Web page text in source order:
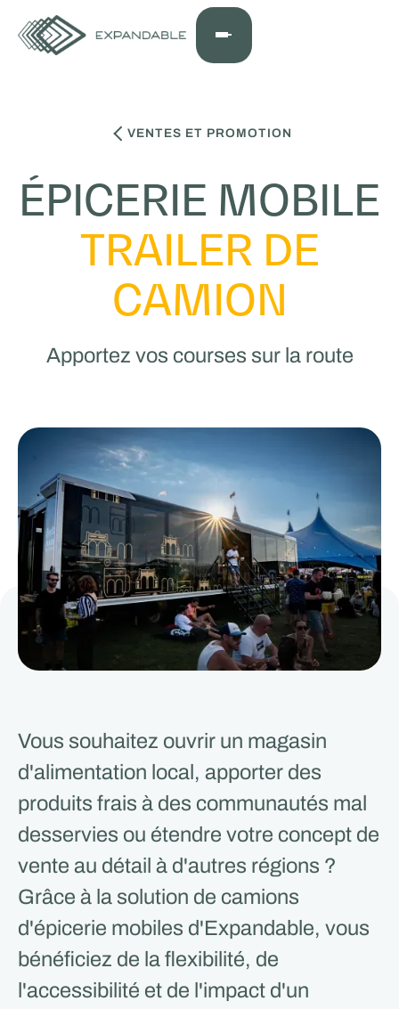
VENTES ET PROMOTION
ÉPICERIE MOBILE
TRAILER DE
CAMION
Apportez vos courses sur la route
Vous souhaitez ouvrir un magasin
d'alimentation local, apporter des
produits frais à des communautés mal
desservies ou étendre votre concept de
vente au détail à d'autres régions ?
Grâce à la solution de camions
d'épicerie mobiles d'Expandable, vous
bénéficiez de la flexibilité, de
l'accessibilité et de l'impact d'un